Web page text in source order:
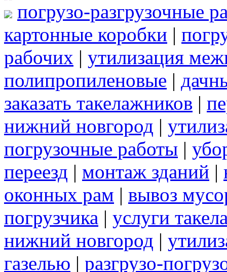
погрузо-разгрузочные
картонные коробки |
рабочих | утилизация
полипропиленовые |
заказать такелажников |
нижний новгород |
погрузочные работы |
переезд | монтаж зданий |
оконных рам | вывоз
погрузчика | услуги
нижний новгород |
газелью | разгрузо-